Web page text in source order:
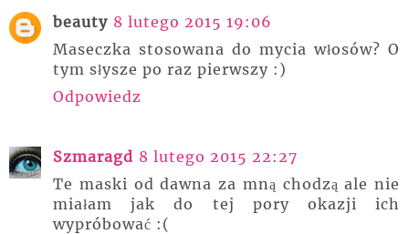
beauty 8 lutego 2015 19:06
Maseczka stosowana do mycia włosów? O
tym słysze po raz pierwszy :)
Odpowiedz
Szmaragd 8 lutego 2015 22:27
Te maski od dawna za mną chodzą ale nie
miałam jak do tej pory okazji ich
wypróbować :(